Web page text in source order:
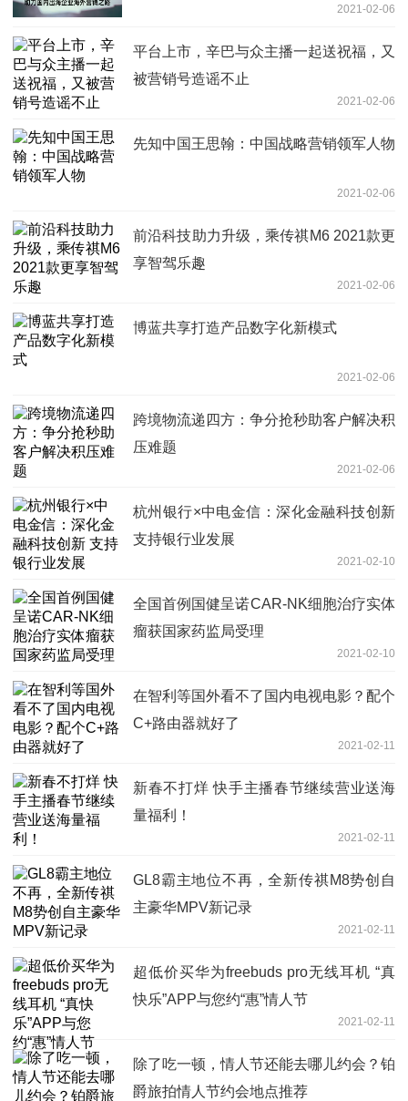
2021-02-06
平台上市，辛巴与众主播一起送祝福，又
被营销号造谣不止
2021-02-06
先知中国王思翰：中国战略营销领军人物
2021-02-06
前沿科技助力升级，乘传祺M6 2021款更
享智驾乐趣
2021-02-06
博蓝共享打造产品数字化新模式
2021-02-06
跨境物流递四方：争分抢秒助客户解决积
压难题
2021-02-06
杭州银行×中电金信：深化金融科技创新
支持银行业发展
2021-02-10
全国首例国健呈诺CAR-NK细胞治疗实体
瘤获国家药监局受理
2021-02-10
在智利等国外看不了国内电视电影？配个
C+路由器就好了
2021-02-11
新春不打烊 快手主播春节继续营业送海
量福利！
2021-02-11
GL8霸主地位不再，全新传祺M8势创自
主豪华MPV新记录
2021-02-11
超低价买华为freebuds pro无线耳机 “真
快乐”APP与您约“惠”情人节
2021-02-11
除了吃一顿，情人节还能去哪儿约会？铂
爵旅拍情人节约会地点推荐